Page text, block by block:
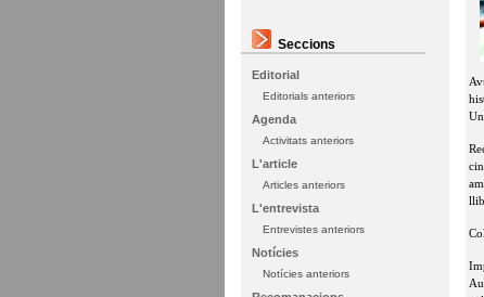
Seccions
Editorial
Editorials anteriors
Agenda
Activitats anteriors
L'article
Articles anteriors
L'entrevista
Entrevistes anteriors
Notícies
Notícies anteriors